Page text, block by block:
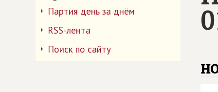
Партия день за днём
RSS-лента
Поиск по сайту